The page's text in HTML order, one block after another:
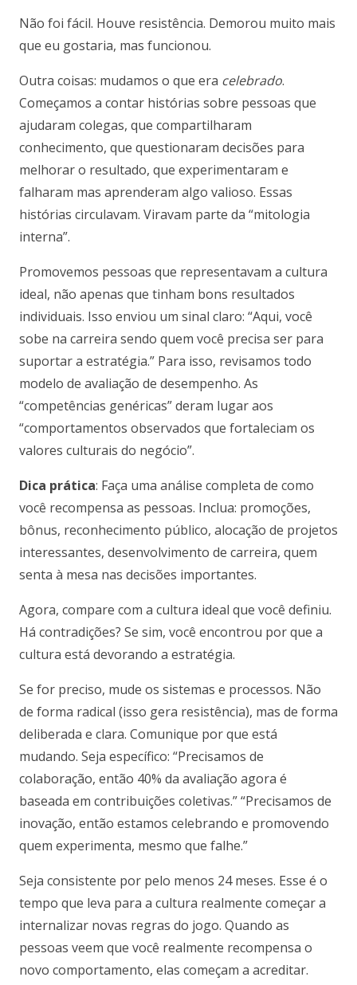
Não foi fácil. Houve resistência. Demorou muito mais
que eu gostaria, mas funcionou.
Outra coisas: mudamos o que era celebrado.
Começamos a contar histórias sobre pessoas que
ajudaram colegas, que compartilharam
conhecimento, que questionaram decisões para
melhorar o resultado, que experimentaram e
falharam mas aprenderam algo valioso. Essas
histórias circulavam. Viravam parte da “mitologia
interna”.
Promovemos pessoas que representavam a cultura
ideal, não apenas que tinham bons resultados
individuais. Isso enviou um sinal claro: “Aqui, você
sobe na carreira sendo quem você precisa ser para
suportar a estratégia.” Para isso, revisamos todo
modelo de avaliação de desempenho. As
“competências genéricas” deram lugar aos
“comportamentos observados que fortaleciam os
valores culturais do negócio”.
Dica prática: Faça uma análise completa de como
você recompensa as pessoas. Inclua: promoções,
bônus, reconhecimento público, alocação de projetos
interessantes, desenvolvimento de carreira, quem
senta à mesa nas decisões importantes.
Agora, compare com a cultura ideal que você definiu.
Há contradições? Se sim, você encontrou por que a
cultura está devorando a estratégia.
Se for preciso, mude os sistemas e processos. Não
de forma radical (isso gera resistência), mas de forma
deliberada e clara. Comunique por que está
mudando. Seja específico: “Precisamos de
colaboração, então 40% da avaliação agora é
baseada em contribuições coletivas.” “Precisamos de
inovação, então estamos celebrando e promovendo
quem experimenta, mesmo que falhe.”
Seja consistente por pelo menos 24 meses. Esse é o
tempo que leva para a cultura realmente começar a
internalizar novas regras do jogo. Quando as
pessoas veem que você realmente recompensa o
novo comportamento, elas começam a acreditar.